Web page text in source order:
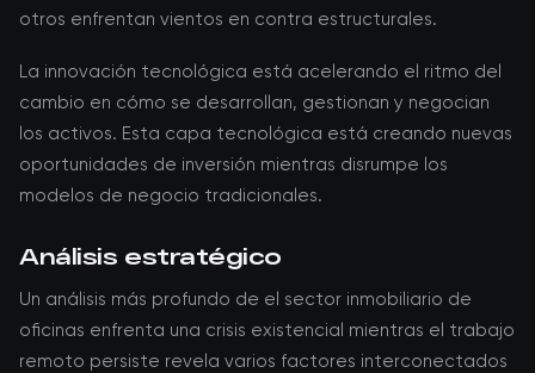
otros enfrentan vientos en contra estructurales.
La innovación tecnológica está acelerando el ritmo del
cambio en cómo se desarrollan, gestionan y negocian
los activos. Esta capa tecnológica está creando nuevas
oportunidades de inversión mientras disrumpe los
modelos de negocio tradicionales.
Análisis estratégico
Un análisis más profundo de el sector inmobiliario de
oficinas enfrenta una crisis existencial mientras el trabajo
remoto persiste revela varios factores interconectados